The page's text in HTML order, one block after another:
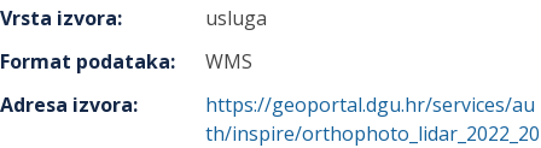
Vrsta izvora:
usluga
Format podataka:
WMS
Adresa izvora:
https://geoportal.dgu.hr/services/au
th/inspire/orthophoto_lidar_2022_20